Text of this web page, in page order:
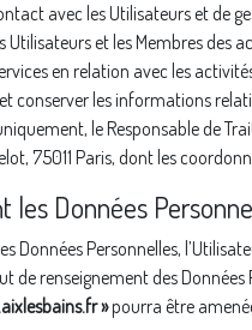
avec les Utilisateurs et de
Utilisateurs et les Membres des
en relation avec les
conserver les informations
le Responsable de
75011 Paris, dont les
les Données
Données Personnelles,
de renseignement des
»pourra être